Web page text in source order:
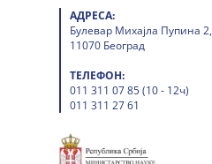
АДРЕСА:
Булевар Михајла Пупина 2,
11070 Београд
ТЕЛЕФОН:
011 311 07 85 (10 - 12ч)
011 311 27 61